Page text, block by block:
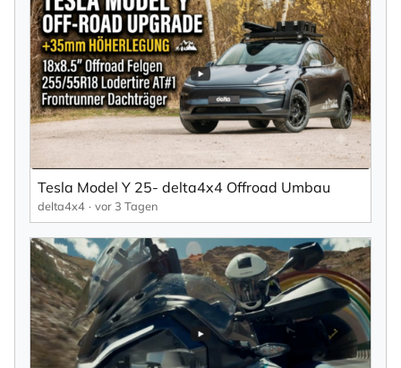
Tesla Model Y 25- delta4x4 Offroad Umbau
delta4x4 vor 3 Tagen